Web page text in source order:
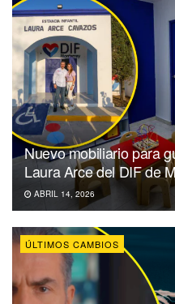
Nuevo mobiliario para
Laura Arce del DIF de
ABRIL 14, 2026
ÚLTIMOS CAMBIOS